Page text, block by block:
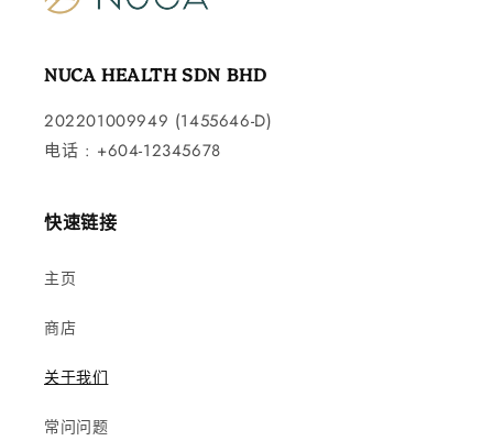
NUCA HEALTH SDN BHD
202201009949 (1455646-D)
电话 : +604-12345678
快速链接
主页
商店
关于我们
常问问题